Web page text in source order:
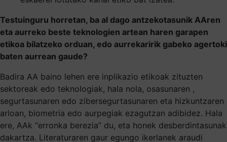
Testuinguru horretan, ba al dago antzekotasunik AAren
eta aurreko beste teknologien artean haren garapen
etikoa bilatzeko orduan, edo aurrekaririk gabeko agertoki
baten aurrean gaude?
Badira AA baino lehen ere inplikazio etikoak zituzten
sektoreak edo teknologiak, hala nola, osasunaren ,
segurtasunaren edo zibersegurtasunaren eta hizkuntzaren
arloan, biometria edo aurpegiak ezagutzan adibidez. Hala
ere, AAk “erronka berezia” du, eta honek desberdintasunak
dakartza. Literaturaren gaur egungo ikerlanek araudi